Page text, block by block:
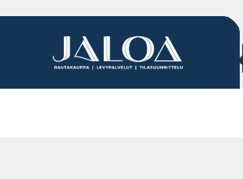
Products search